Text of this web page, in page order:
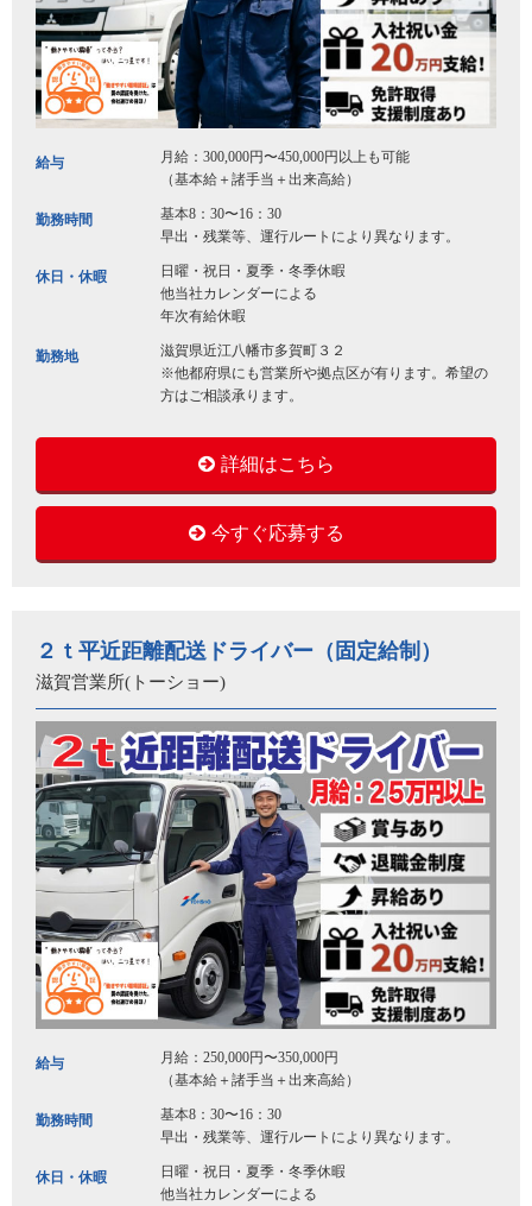
給与
月給：300,000円〜450,000円以上も可能
（基本給＋諸手当＋出来高給）
勤務時間
基本8：30〜16：30
早出・残業等、運行ルートにより異なります。
休日・休暇
日曜・祝日・夏季・冬季休暇
他当社カレンダーによる
年次有給休暇
勤務地
滋賀県近江八幡市多賀町３２
※他都府県にも営業所や拠点区が有ります。希望の
方はご相談承ります。
詳細はこちら
今すぐ応募する
２ｔ平近距離配送ドライバー（固定給制）
滋賀営業所(トーショー)
給与
月給：250,000円〜350,000円
（基本給＋諸手当＋出来高給）
勤務時間
基本8：30〜16：30
早出・残業等、運行ルートにより異なります。
休日・休暇
日曜・祝日・夏季・冬季休暇
他当社カレンダーによる